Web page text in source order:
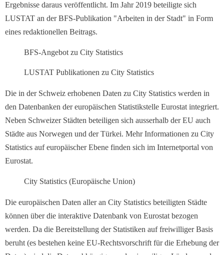
Ergebnisse daraus veröffentlicht. Im Jahr 2019 beteiligte sich
LUSTAT an der BFS-Publikation "Arbeiten in der Stadt" in Form
eines redaktionellen Beitrags.
BFS-Angebot zu City Statistics
LUSTAT Publikationen zu City Statistics
Die in der Schweiz erhobenen Daten zu City Statistics werden in
den Datenbanken der europäischen Statistikstelle Eurostat integriert.
Neben Schweizer Städten beteiligen sich ausserhalb der EU auch
Städte aus Norwegen und der Türkei. Mehr Informationen zu City
Statistics auf europäischer Ebene finden sich im Internetportal von
Eurostat.
City Statistics (Europäische Union)
Die europäischen Daten aller an City Statistics beteiligten Städte
können über die interaktive Datenbank von Eurostat bezogen
werden. Da die Bereitstellung der Statistiken auf freiwilliger Basis
beruht (es bestehen keine EU-Rechtsvorschrift für die Erhebung der